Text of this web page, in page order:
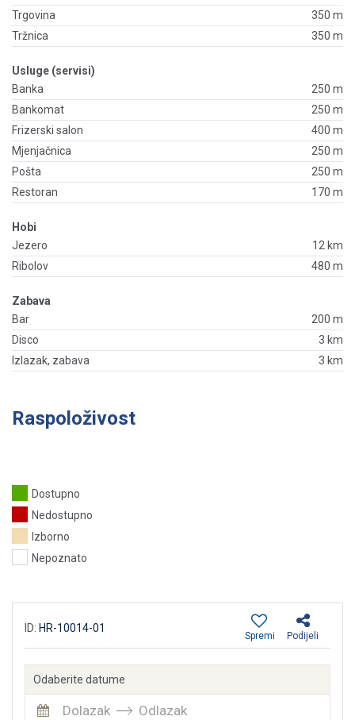
Trgovina
350 m
Tržnica
350 m
Usluge (servisi)
Banka
250 m
Bankomat
250 m
Frizerski salon
400 m
Mjenjačnica
250 m
Pošta
250 m
Restoran
170 m
Hobi
Jezero
12 km
Ribolov
480 m
Zabava
Bar
200 m
Disco
3 km
Izlazak, zabava
3 km
Raspoloživost
Dostupno
Nedostupno
Izborno
Nepoznato
ID: HR-10014-01
Podijeli
Spremi
Odaberite datume
Dolazak Odlazak